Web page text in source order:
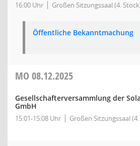
16:00 Uhr Großen Sitzungssaal (4.
Öffentliche Bekanntmachung
MO 08.12.2025
Gesellschafterversammlung der
GmbH
15:01-15:08 Uhr Großen Sitzungssaal